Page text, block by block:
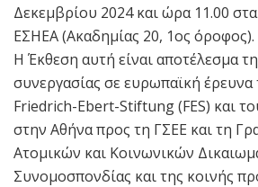
Δεκεμβρίου 2024 και ώρα 11.00
ΕΣΗΕΑ (Ακαδημίας 20, 1ος όροφος).
Η Έκθεση αυτή είναι αποτέλεσμα
συνεργασίας σε ευρωπαϊκή έρευνα
Friedrich-Ebert-Stiftung (FES) και
στην Αθήνα προς τη ΓΣΕΕ και τη
Ατομικών και Κοινωνικών
Συνομοσπονδίας και της κοινής